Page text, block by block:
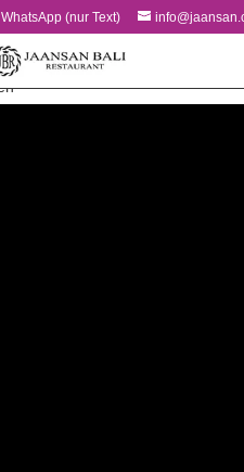
WhatsApp (nur Text)